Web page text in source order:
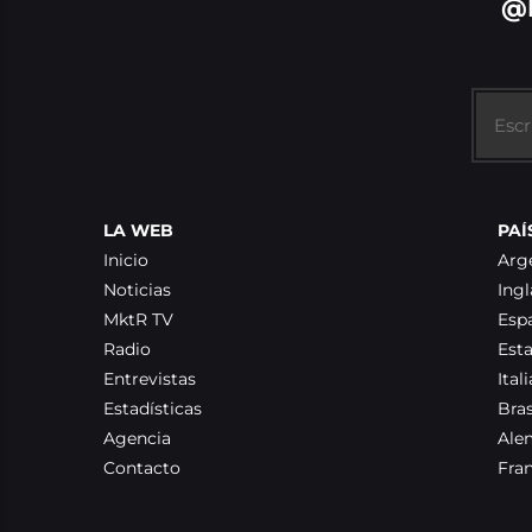
LA WEB
Inicio
Noticias
MktR TV
Radio
Entrevistas
Estadísticas
Agencia
Contacto